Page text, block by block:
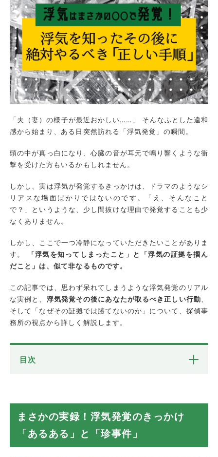
「夫（妻）の様子が最近おかしい……」 そんなふとした違和
感から始まり、ある日突然訪れる「浮気発覚」の瞬間。
頭の中が真っ白になり、心臓の音が耳元で鳴り響くような衝
撃を受けた方もいるかもしれません。
しかし、実は浮気が発覚するきっかけは、ドラマのようなシ
リアスな場面ばかりではないのです。「え、そんなこと
で？」というような、少し間抜けな理由で発覚することも少
なくありません。
しかし、ここで一つ冷静になっていただきたいことがありま
す。
「浮気を知ってしまったこと」と「浮気の証拠を掴ん
だこと」は、似て非なるものです。
この記事では、思わず呆れてしまうような浮気発覚のリアル
な実例と、 浮気発覚その後にあなたが取るべき正しい行動
そして「なぜその証拠では勝てないのか」について、探偵事
務所の視点から詳しく解説します。
目次
定番の発覚きっかけ
浮気発覚『珍事件』
実録①：LINE画面を開いたまま寝落ちで
発覚
実録②：寝言で浮気相手の名前を呼んで発
まさかの実録！浮気発覚のきっかけ
「あるある」と「珍事件」